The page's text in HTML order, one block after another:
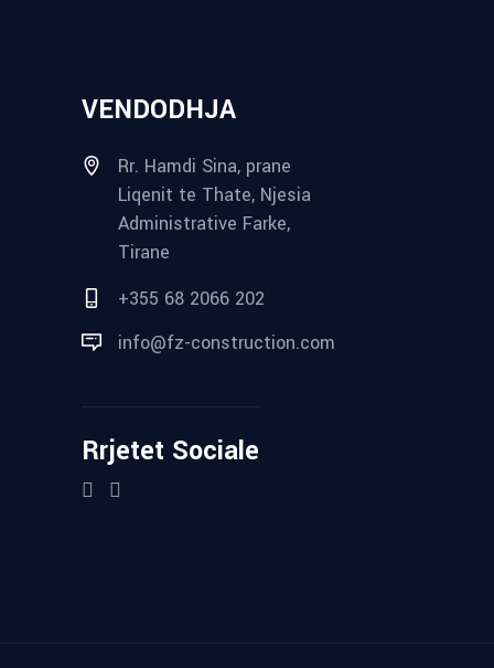
VENDODHJA
Rr. Hamdi Sina, prane
Liqenit te Thate, Njesia
Administrative Farke,
Tirane
+355 68 2066 202
info@fz-construction.com
Rrjetet Sociale